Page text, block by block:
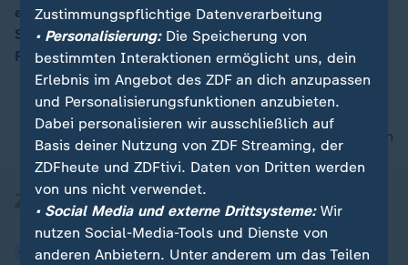
00:15
erwartet worden, doch stattdessen gingen in den
Städten Tausende auf die Straße, um gegen die
Randalierer zu demonstrieren.
nach oben
Zustimmungspflichtige Datenverarbeitung
• Personalisierung:Die Speicherung von
bestimmten Interaktionen ermöglicht uns, dein
Erlebnis im Angebot des ZDF an dich anzupassen
und Personalisierungsfunktionen anzubieten.
Dabei personalisieren wir ausschließlich auf
Basis deiner Nutzung von ZDF Streaming, der
ZDFheute und ZDFtivi. Daten von Dritten werden
von uns nicht verwendet.
• Social Media und externe Drittsysteme:Wir
nutzen Social-Media-Tools und Dienste von
anderen Anbietern. Unter anderem um das Teilen